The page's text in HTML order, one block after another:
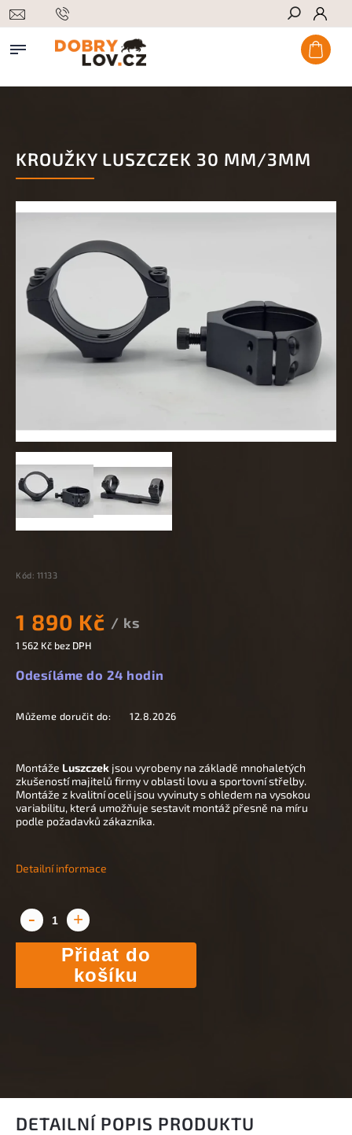
Hledat
KROUŽKY LUSZCZEK 30 MM/3MM
Kód: 11133
1 890 Kč / ks
1 562 Kč bez DPH
Odesíláme do 24 hodin
Můžeme doručit do: 12.8.2026
Přidat do
košíku
Montáže Luszczek jsou vyrobeny na základě mnohaletých
zkušeností majitelů firmy v oblasti lovu a sportovní střelby.
Montáže z kvalitní oceli jsou vyvinuty s ohledem na vysokou
variabilitu, která umožňuje sestavit montáž přesně na míru
podle požadavků zákazníka.
Detailní informace
DETAILNÍ POPIS PRODUKTU